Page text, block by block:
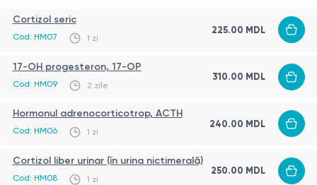
Cortizol seric
Cod: HM07 1 zi
225.00 MDL
17-OH progesteron, 17-OP
Cod: HM09 2 zile
310.00 MDL
Hormonul adrenocorticotrop, ACTH
Cod: HM06 1 zi
240.00 MDL
Cortizol liber urinar (în urina nictimerală)
Cod: HM08 1 zi
250.00 MDL